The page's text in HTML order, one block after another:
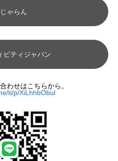
ゃらん
ビティジャパン
わせはこちらから。
ti/p/XiLhhbObul